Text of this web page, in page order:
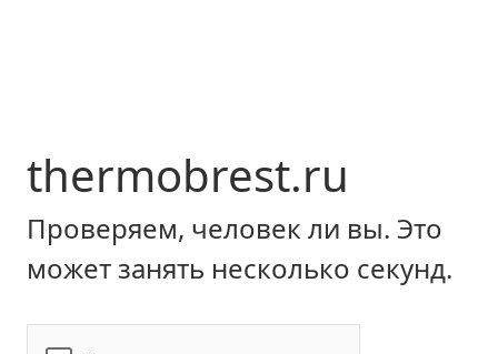
thermobrest.ru
Проверяем, человек ли вы. Это
может занять несколько секунд.